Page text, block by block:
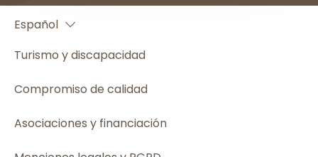
Español
English
Turismo y discapacidad
Compromiso de calidad
Asociaciones y financiación